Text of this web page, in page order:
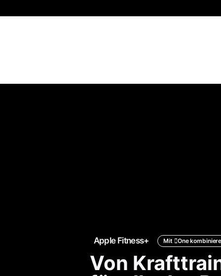
Apple Fitness+ Mit One
Von